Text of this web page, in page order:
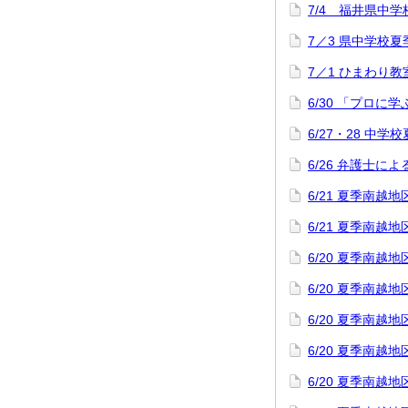
7/4 福井県中学
7／3 県中学校
7／1 ひまわり教
6/30 「プロに学
6/27・28 中学校
6/26 弁護士によ
6/21 夏季南越
6/21 夏季南越
6/20 夏季南越
6/20 夏季南越
6/20 夏季南越
6/20 夏季南越
6/20 夏季南越